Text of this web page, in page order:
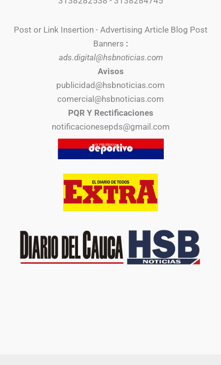
Post or Link Insertion - Advertising Article Blog Post
Banners :
ads.digital@hsbnoticias.com
Avisos
publicidad@hsbnoticias.com
comercial@hsbnoticias.com
PQR Y Rectificaciones
notificacionesepds@gmail.com